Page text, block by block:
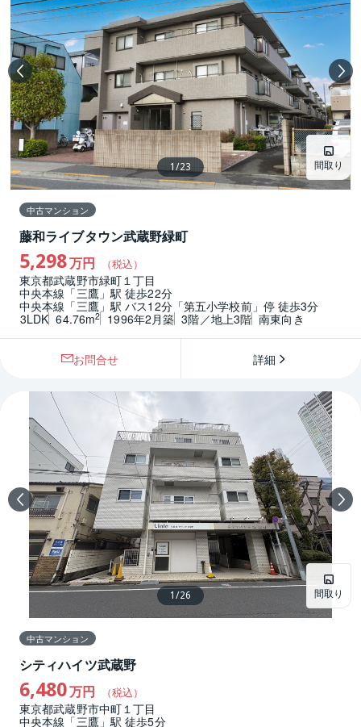
間取り
1/23
中古マンション
藤和ライブタウン武蔵野緑町
5,298万円 （税込）
東京都武蔵野市緑町１丁目
中央本線「三鷹」駅 徒歩22分
中央本線「三鷹」駅 バス12分「第五小学校前」停 徒歩3分
3LDK 64.76m2 1996年2月築 3階／地上3階 南東向き
お問合せ 詳細
間取り
1/26
中古マンション
シティハイツ武蔵野
6,480万円 （税込）
東京都武蔵野市中町１丁目
中央本線「三鷹」駅 徒歩5分